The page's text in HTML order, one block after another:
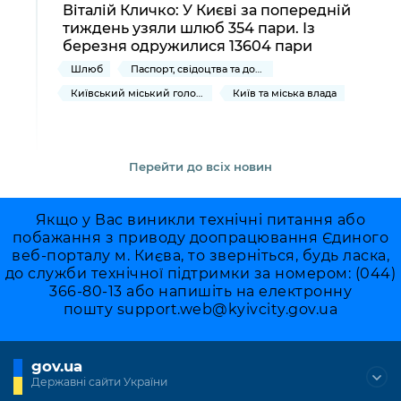
Віталій Кличко: У Києві за попередній
тиждень узяли шлюб 354 пари. Із
березня одружилися 13604 пари
Шлюб
Паспорт, свідоцтва та довідки
Київський міський голова
Київ та міська влада
Перейти до всіх новин
Якщо у Вас виникли технічні питання або
побажання з приводу доопрацювання Єдиного
веб-порталу м. Києва, то зверніться, будь ласка,
до служби технічної підтримки за номером: (044)
366-80-13 або напишіть на електронну
пошту support.web@kyivcity.gov.ua
gov.ua
Державні сайти України